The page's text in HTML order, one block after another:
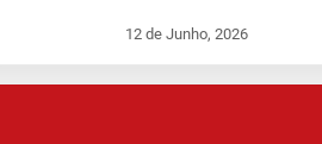
12 de Junho, 2026